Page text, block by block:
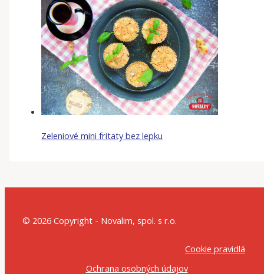
Zeleniové mini fritaty bez lepku
© 2026 Copyright - Novalim, spol. s r.o.
Cookie pravidlá
Ochrana osobných údajov